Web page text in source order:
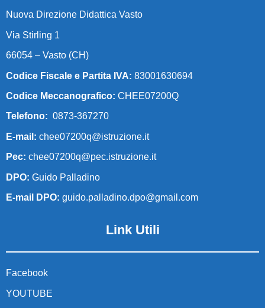
Nuova Direzione Didattica Vasto
Via Stirling 1
66054 – Vasto (CH)
Codice Fiscale e Partita IVA: 83001630694
Codice Meccanografico: CHEE07200Q
Telefono: 0873-367270
E-mail: chee07200q@istruzione.it
Pec: chee07200q@pec.istruzione.it
DPO: Guido Palladino
E-mail DPO: guido.palladino.dpo@gmail.com
Link Utili
Facebook
YOUTUBE